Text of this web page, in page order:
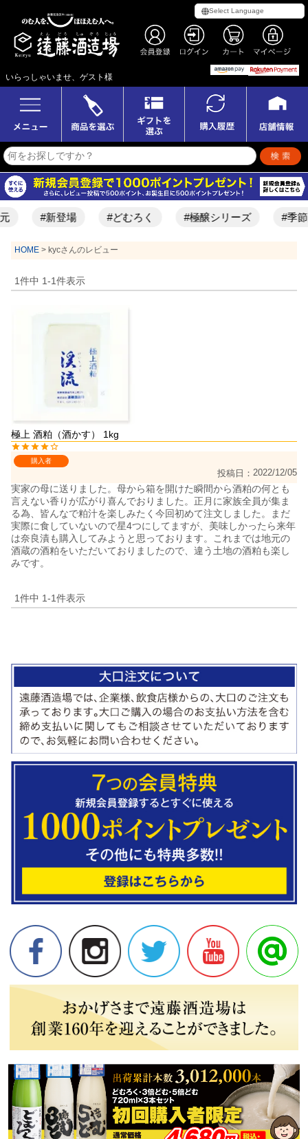
いらっしゃいませ、ゲスト様
#新登場 #どむろく #極醸シリーズ #季節
HOME kycさんのレビュー
1件中 1-1件表示
極上 酒粕（酒かす） 1kg
購入者
投稿日 2022/12/05
実家の母に送りました。母から箱を開けた瞬間から酒粕の何とも
言えない香りが広がり喜んでおりました。正月に家族全員が集ま
る為、皆んなで粕汁を楽しみたく今回初めて注文しました。まだ
実際に食していないので星4つにしてますが、美味しかったら来年
は奈良漬も購入してみようと思っております。これまでは地元の
酒蔵の酒粕をいただいておりましたので、違う土地の酒粕も楽し
みです。
1件中 1-1件表示